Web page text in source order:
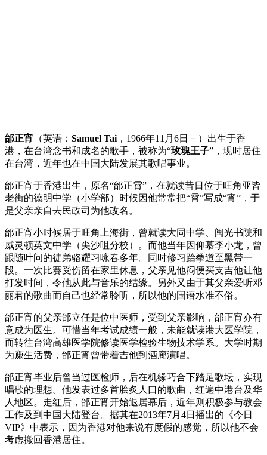
邰正宵 （英语： Samuel Tai ，1966年11月6日 － ）出生于香
港，在台湾念书和成名的歌手，被称为“玫瑰王子”，现时居住
在台湾，近年也在中国大陆发展其歌唱事业。
邰正宵于香港出生，原名“邰正霄”，在就读昔日位于旺角亚皆
老街的德明中学（小学部）时候因他常常把“霄”写成“宵”，于
是父亲亲自去民政司为他改名。
邰正宵小时候居于旺角上海街，曾就读大同中学、闽光书院和
威灵顿英文中学（尖沙咀分校）。而他当年因仰慕李小龙，曾
跟随叶问的徒弟骆耀习咏春多年。同时修习跆拳道至黑带一
段。一次比赛受伤留在家里休息，父亲见他闷便买支吉他让他
打发时间，令他从此与音乐的结缘。另外又由于其父亲爱听邓
丽君的歌曲而自己也经常聆听，所以他的国语水准不俗。
邰正宵的父亲邰立任是位中医师，受到父亲影响，邰正宵亦有
意成为医生。可惜当年考试成绩一般，未能就读港大医学院，
而转往台湾高雄医学院修读医学检验生物技术学系。大学时期
为赚生活费，邰正宵曾带着吉他到酒廊演唱。
邰正宵毕业后曾当过医检师，后在机缘巧合下踏足歌坛，实现
唱歌的理想。他发表过多首脍炙人口的歌曲，红遍中港台及华
人地区。走红后，邰正宵开始退居幕后，近年则积极参与教会
工作及到中国大陆登台。据其在2013年7月4日播出的《今日
VIP》中表示，因为香港对他来说有度假的感觉，所以他不会
考虑搬回香港居住。